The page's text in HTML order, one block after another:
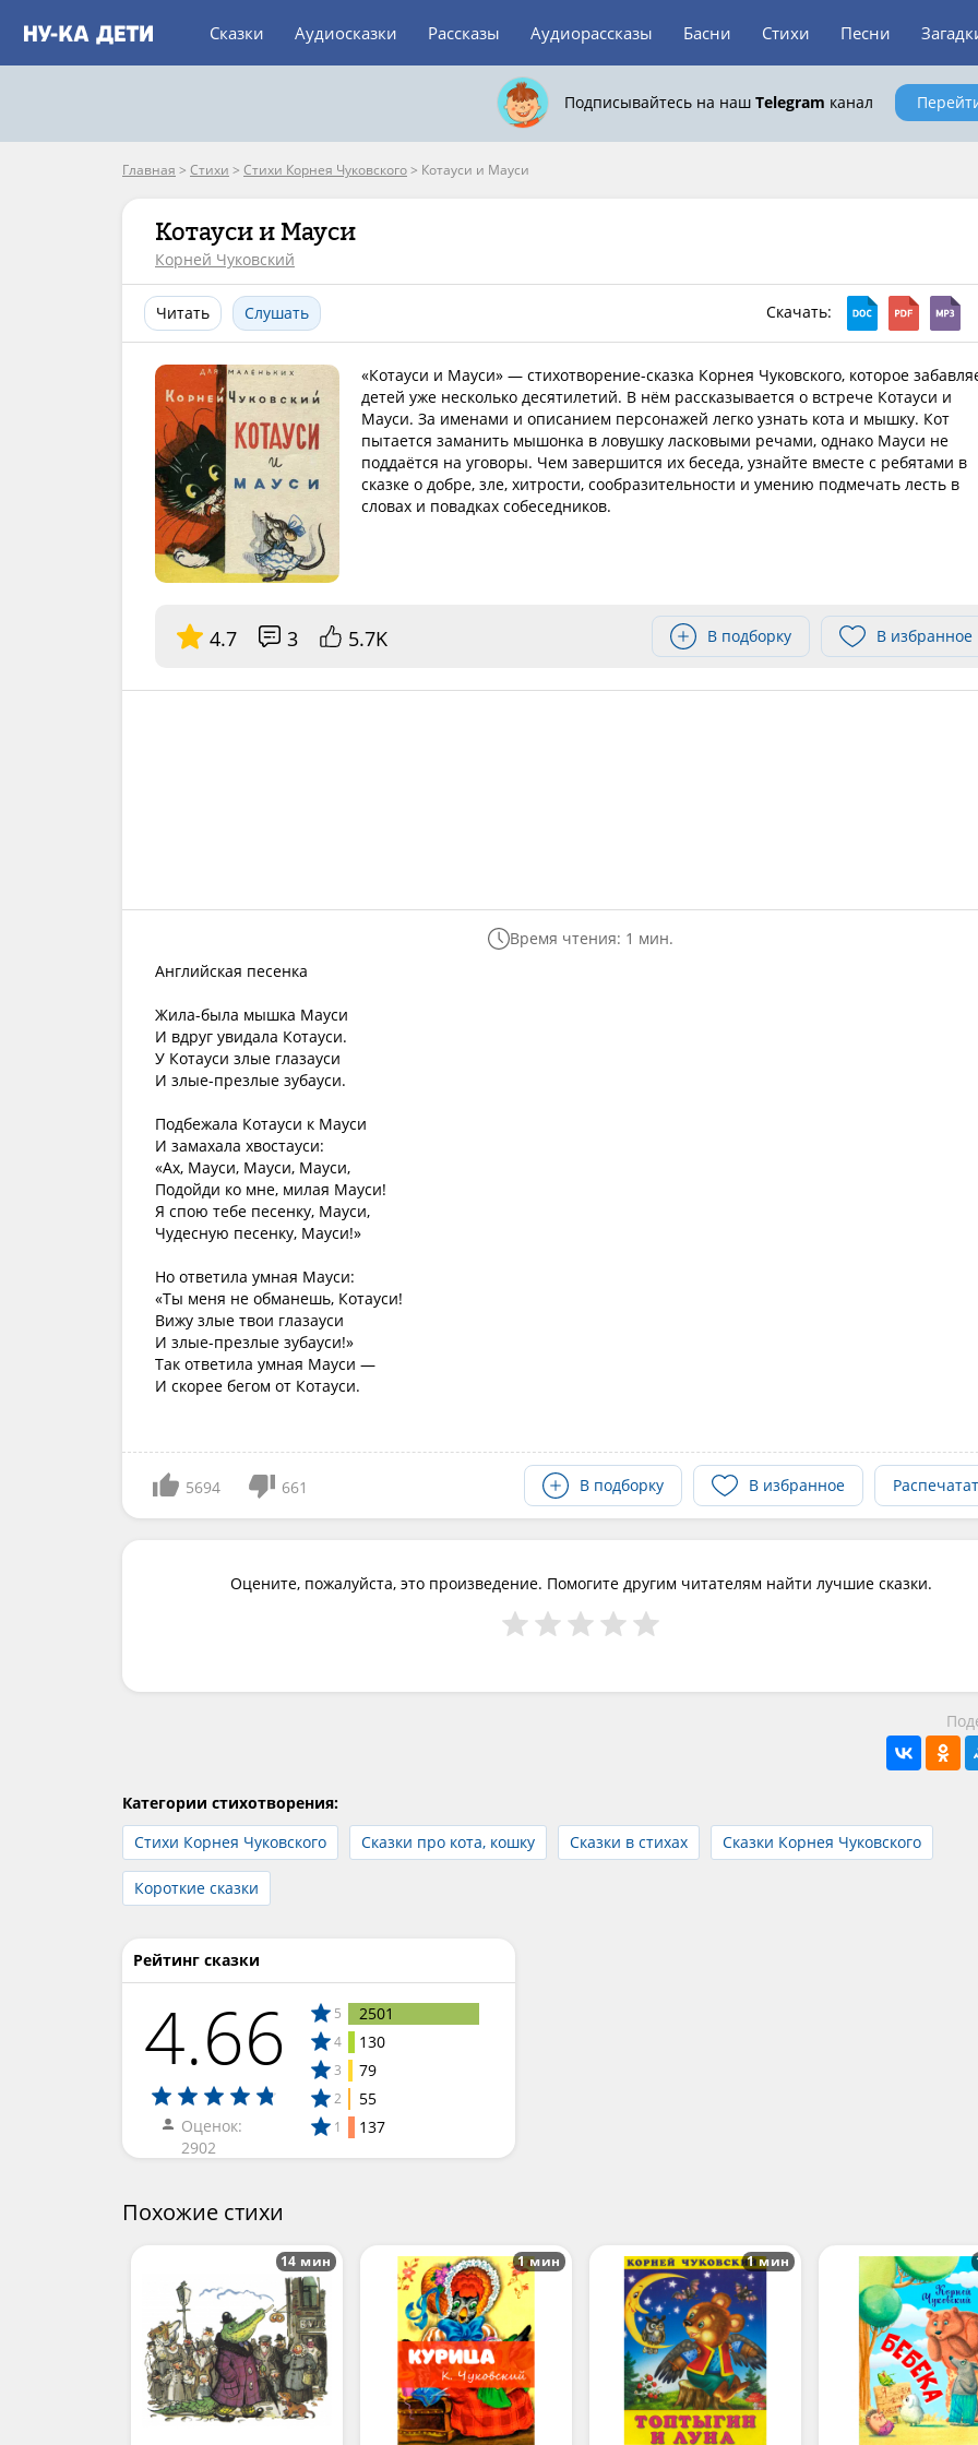
Сказки Аудиосказки Рассказы Аудиорассказы Басни Стихи Песни
Подписывайтесь на наш Telegram канал
Главная > Стихи > Стихи Корнея Чуковского> Котауси и Мауси
Котауси и Мауси
Корней Чуковский
Читать Слушать Скачать:
«Котауси и Мауси» — стихотворение-сказка Корнея Чуковского, которое
детей уже несколько десятилетий. В нём рассказывается о встрече Котауси и
Мауси. За именами и описанием персонажей легко узнать кота и мышку. Кот
пытается заманить мышонка в ловушку ласковыми речами, однако Мауси не
поддаётся на уговоры. Чем завершится их беседа, узнайте вместе с ребятами в
сказке о добре, зле, хитрости, сообразительности и умению подмечать лесть в
словах и повадках собеседников.
4.7 3 5.7K В подборку В избранное
Время чтения: 1 мин.
Английская песенка
Жила-была мышка Мауси
И вдруг увидала Котауси.
У Котауси злые глазауси
И злые-презлые зубауси.
Подбежала Котауси к Мауси
И замахала хвостауси:
«Ах, Мауси, Мауси, Мауси,
Подойди ко мне, милая Мауси!
Я спою тебе песенку, Мауси,
Чудесную песенку, Мауси!»
Но ответила умная Мауси:
«Ты меня не обманешь, Котауси!
Вижу злые твои глазауси
И злые-презлые зубауси!»
Так ответила умная Мауси —
И скорее бегом от Котауси.
5694 661 В подборку В избранное
Оцените, пожалуйста, это произведение. Помогите другим читателям найти лучшие сказки.
Категории стихотворения:
Стихи Корнея Чуковского
Сказки про кота, кошку Сказки в стихах Сказки Корнея Чуковского
Короткие сказки
Рейтинг сказки
4.66
Оценок:
2902
5 2501
4 130
3 79
2 55
1 137
Похожие стихи
14 мин 1 мин 1 мин